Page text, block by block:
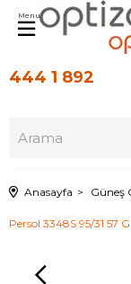
444 1 892
Menu
Anasayfa Güneş
Persol 3348S 95/31 57